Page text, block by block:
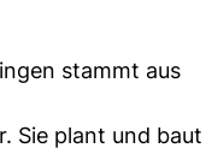
stammt aus
Sie plant und baut